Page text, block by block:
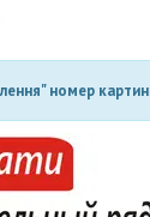
номер